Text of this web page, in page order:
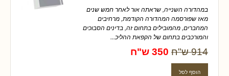
במהדורה השנייה, שראתה אור לאחר חמש שנים
מאז שפורסמה המהדורה הקודמת, מרחיבים
המחברים, מהמובילים בתחום זה, בדינים הסבוכים
והמורכבים בתחום של הקפאת ההליכ...
914 ש"ח 350 ש"ח